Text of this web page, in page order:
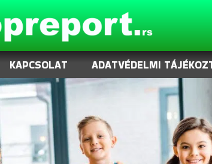
KAPCSOLAT ADATVÉDELMI